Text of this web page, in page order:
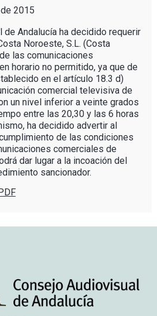
2015
de Andalucía ha decidido requerir
Noroeste, S.L. (Costa
las comunicaciones
horario no permitido, ya que de
en el artículo 18.3 d)
comercial televisiva de
un nivel inferior a veinte grados
entre las 20,30 y las 6 horas
ha decidido advertir al
de las condiciones
comerciales de
dar lugar a la incoación del
sancionador.